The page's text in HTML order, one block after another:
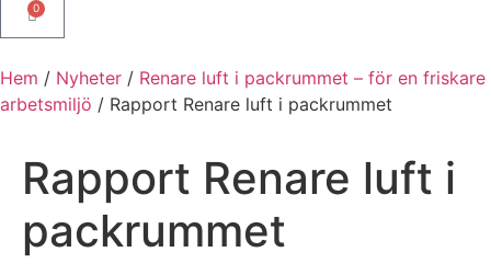
0
Hem / Nyheter / Renare luft i packrummet – för en friskare
arbetsmiljö / Rapport Renare luft i packrummet
Rapport Renare luft i
packrummet